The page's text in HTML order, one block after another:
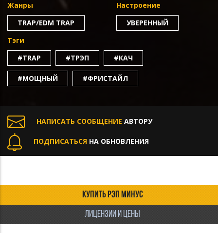
Жанры
TRAP/EDM TRAP
Настроение
УВЕРЕННЫЙ
Тэги
#TRAP
#ТРЭП #КАЧ
#МОЩНЫЙ #ФРИСТАЙЛ
НАПИСАТЬ СООБЩЕНИЕ АВТОРУ
ПОДПИСАТЬСЯ НА ОБНОВЛЕНИЯ
КУПИТЬ РЭП МИНУС
ЛИЦЕНЗИИ И ЦЕНЫ